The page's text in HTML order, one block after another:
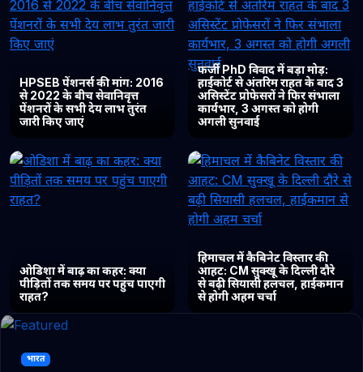
HPSEB पेंशनर्स की मांग: 2016
से 2022 के बीच सेवानिवृत्त
पेंशनरों के सभी देय लाभ तुरंत
जारी किए जाएं
फर्जी PhD विवाद में बड़ा मोड़:
हाईकोर्ट से अंतरिम राहत के बाद 3
असिस्टेंट प्रोफेसरों ने फिर संभाला
कार्यभार, 3 अगस्त को होगी
अगली सुनवाई
ओडिशा में बाढ़ का कहर: क्या
पीड़ितों तक समय पर पहुंच पाएगी
राहत?
हिमाचल में कैबिनेट विस्तार की
आहट: CM सुक्खू के दिल्ली दौरे
से बढ़ी सियासी हलचल, हाईकमान
से होगी अहम चर्चा
भारत